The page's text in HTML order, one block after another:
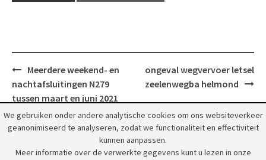
Post
navigation
Meerdere weekend- en
nachtafsluitingen N279
tussen maart en juni 2021
ongeval wegvervoer letsel
zeelenwegba helmond
We gebruiken onder andere analytische cookies om ons websiteverkeer
geanonimiseerd te analyseren, zodat we functionaliteit en effectiviteit
kunnen aanpassen.
Meer informatie over de verwerkte gegevens kunt u lezen in onze